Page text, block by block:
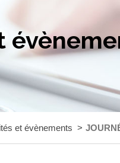
et évènements